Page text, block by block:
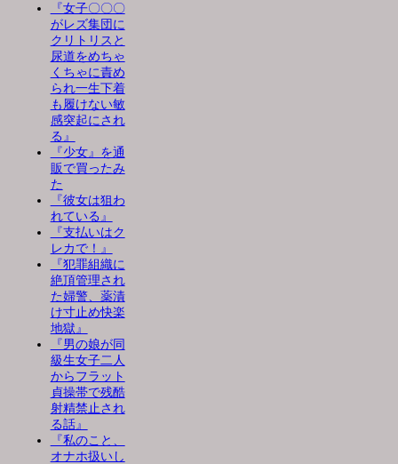
『女子〇〇〇
がレズ集団に
クリトリスと
尿道をめちゃ
くちゃに責め
られ一生下着
も履けない敏
感突起にされ
る』
『少女』を通
販で買ったみ
た
『彼女は狙わ
れている』
『支払いはク
レカで！』
『犯罪組織に
絶頂管理され
た婦警、薬漬
け寸止め快楽
地獄』
『男の娘が同
級生女子二人
からフラット
貞操帯で残酷
射精禁止され
る話』
『私のこと、
オナホ扱いし